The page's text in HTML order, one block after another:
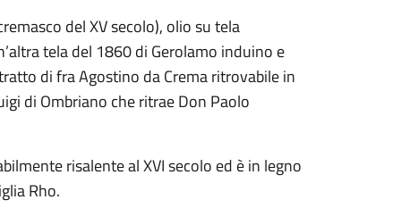
del XV secolo), olio su tela
tela del 1860 di Gerolamo induino e
di fra Agostino da Crema ritrovabile in
di Ombriano che ritrae Don Paolo
risalente al XVI secolo ed è in legno
Rho.